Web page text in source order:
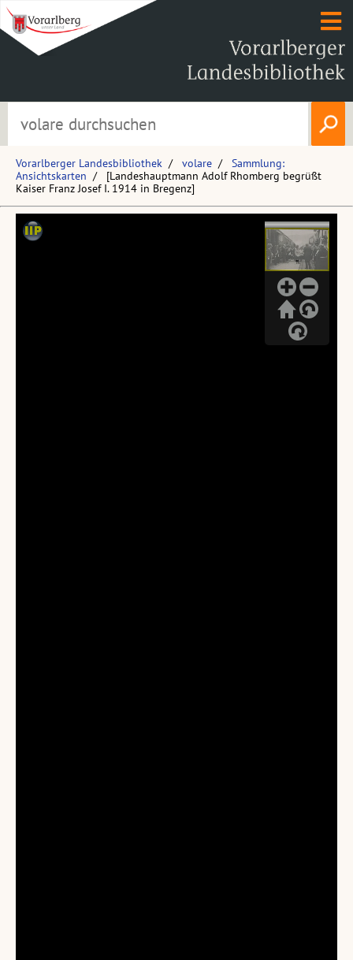
Vorarlberger Landesbibliothek volare
Sammlung:
Ansichtskarten
[Landeshauptmann Adolf Rhomberg begrüßt
Kaiser Franz Josef I. 1914 in Bregenz]